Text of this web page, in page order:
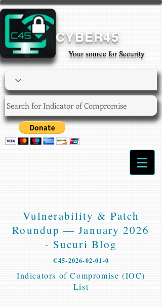
CYBER45
Your source for Security
Vulnerability & Patch
Roundup — January 2026
- Sucuri Blog
C45-2026-02-01-0
Indicators of Compromise (IOC)
List